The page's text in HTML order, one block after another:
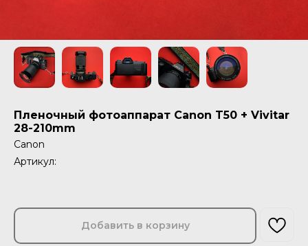
Пленочный фотоаппарат Canon T50 + Vivitar
28-210mm
Canon
Артикул:
Добавить в корзину